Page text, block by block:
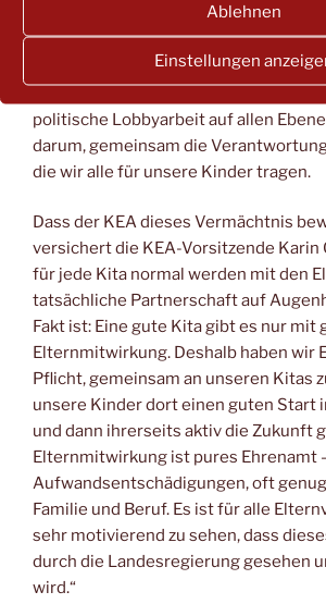
Ablehnen
Einstellungen
Zu ihren wichtigsten Botschaften
Elternvertretungen sind keine
geht es dabei um die Gestaltung der
politische Lobbyarbeit auf allen
darum, gemeinsam die
die wir alle für unsere Kinder tragen.
Dass der KEA dieses Vermächtnis
versichert die KEA-Vorsitzende Karin
für jede Kita normal werden mit den
tatsächliche Partnerschaft auf
Fakt ist: Eine gute Kita gibt es nur mit
Elternmitwirkung. Deshalb haben wir
Pflicht, gemeinsam an unseren Kitas
unsere Kinder dort einen guten Start
und dann ihrerseits aktiv die Zukunft
Elternmitwirkung ist pures Ehrenamt
Aufwandsentschädigungen, oft
Familie und Beruf. Es ist für alle
sehr motivierend zu sehen, dass
durch die Landesregierung gesehen
wird.“